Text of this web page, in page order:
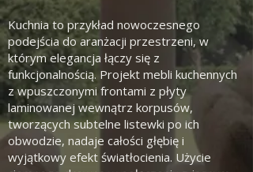
Kuchnia to przykład nowoczesnego
podejścia do aranżacji przestrzeni, w
którym elegancja łączy się z
funkcjonalnością. Projekt mebli kuchennych
z wpuszczonymi frontami z płyty
laminowanej wewnątrz korpusów,
tworzących subtelne listewki po ich
obwodzie, nadaje całości głębię i
wyjątkowy efekt światłocienia. Użycie